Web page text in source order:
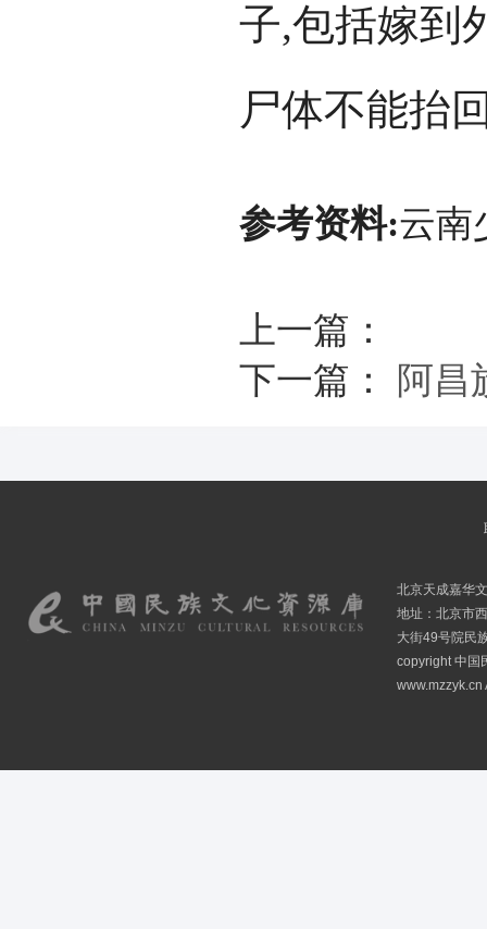
子,包括嫁到
尸体不能抬
参考资料:云南
上一篇：
下一篇：
阿昌
北京天成嘉华
地址：北京市
大街49号院民
copyright 中国